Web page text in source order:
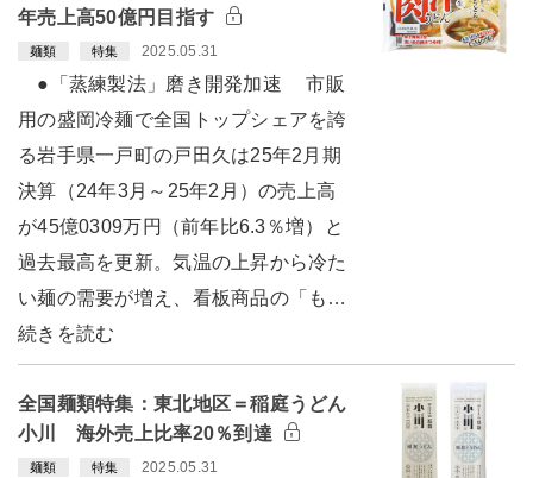
年売上高50億円目指す
麺類 特集 2025.05.31
●「蒸練製法」磨き開発加速 市販
用の盛岡冷麺で全国トップシェアを誇
る岩手県一戸町の戸田久は25年2月期
決算（24年3月～25年2月）の売上高
が45億0309万円（前年比6.3％増）と
過去最高を更新。気温の上昇から冷た
い麺の需要が増え、看板商品の「も…
続きを読む
全国麺類特集：東北地区＝稲庭うどん
小川 海外売上比率20％到達
麺類 特集 2025.05.31